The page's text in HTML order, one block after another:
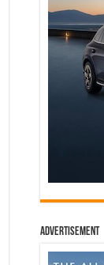
Advertisement